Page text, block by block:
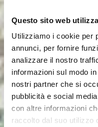
Questo sito web
Utilizziamo i cookie per
annunci, per fornire
analizzare il nostro
informazioni sul modo
nostri partner che si
pubblicità e social
con altre informazioni
raccolto dal suo utilizzo